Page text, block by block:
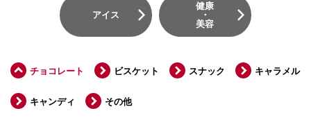
アイス
健康
・
美容
チョコレート ビスケット スナック キャラメル
キャンディ その他